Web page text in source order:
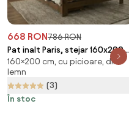
668 RON786 RON
Pat inalt Paris, stejar 160x200
cm Saltele: Fara saltea, Somiera
pat: Fara somiera
160×200 cm, cu picioare, din
lemn
(3)
În stoc